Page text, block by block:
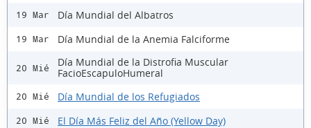
19 Mar Día Mundial del Albatros
19 Mar Día Mundial de la Anemia Falciforme
20 Mié
Día Mundial de la Distrofia Muscular
FacioEscapuloHumeral
20 Mié Día Mundial de los Refugiados
20 Mié El Día Más Feliz del Año (Yellow Day)